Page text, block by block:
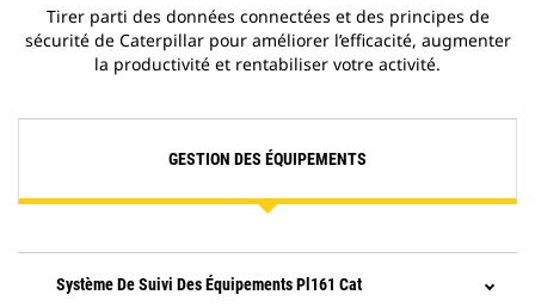
Tirer parti des données connectées et des principes de
sécurité de Caterpillar pour améliorer l’efficacité, augmenter
la productivité et rentabiliser votre activité.
GESTION DES ÉQUIPEMENTS
Système De Suivi Des Équipements Pl161 Cat